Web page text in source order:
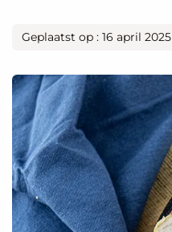
Geplaatst op : 16 april 2025